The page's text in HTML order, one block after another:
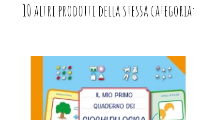
10 altri prodotti della stessa categoria: